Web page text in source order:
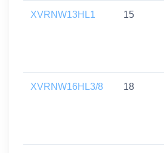
XVRNW13HL1 15
XVRNW16HL3/8 18